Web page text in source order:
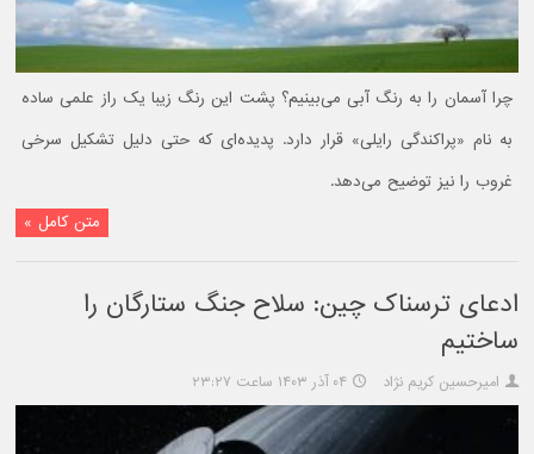
چرا آسمان را به رنگ آبی می‌بینیم؟ پشت این رنگ زیبا یک راز علمی ساده
به نام «پراکندگی رایلی» قرار دارد. پدیده‌ای که حتی دلیل تشکیل سرخی
غروب را نیز توضیح می‌دهد.
متن کامل »
ادعای ترسناک چین: سلاح جنگ ستارگان را
ساختیم
امیرحسین کریم نژاد ۰۴ آذر ۱۴۰۳ ساعت ۲۳:۲۷